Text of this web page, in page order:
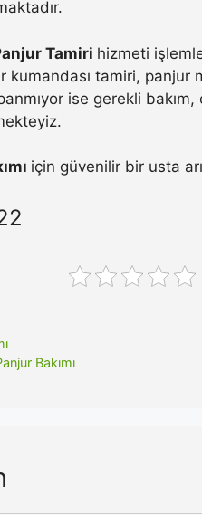
Tamiri hizmeti
kumandası tamiri,
ise gerekli
için güvenilir bir usta
Bakımı